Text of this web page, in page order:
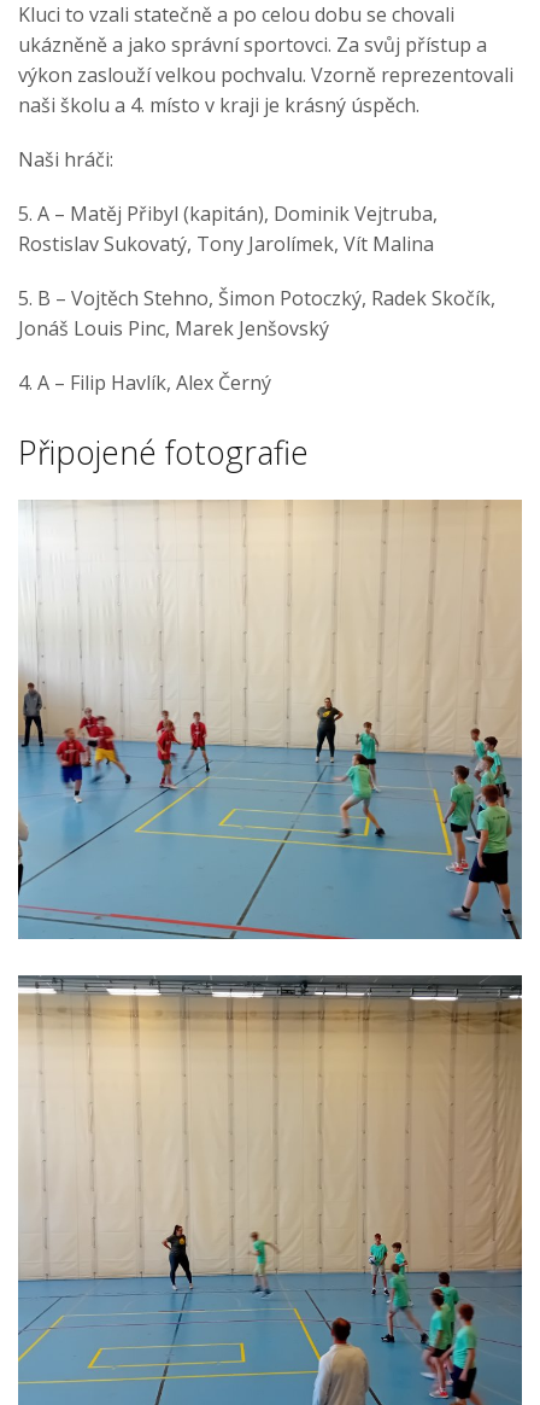
Kluci to vzali statečně a po celou dobu se chovali
ukázněně a jako správní sportovci. Za svůj přístup a
výkon zaslouží velkou pochvalu. Vzorně reprezentovali
naši školu a 4. místo v kraji je krásný úspěch.
Naši hráči:
5. A – Matěj Přibyl (kapitán), Dominik Vejtruba,
Rostislav Sukovatý, Tony Jarolímek, Vít Malina
5. B – Vojtěch Stehno, Šimon Potoczký, Radek Skočík,
Jonáš Louis Pinc, Marek Jenšovský
4. A – Filip Havlík, Alex Černý
Připojené fotografie